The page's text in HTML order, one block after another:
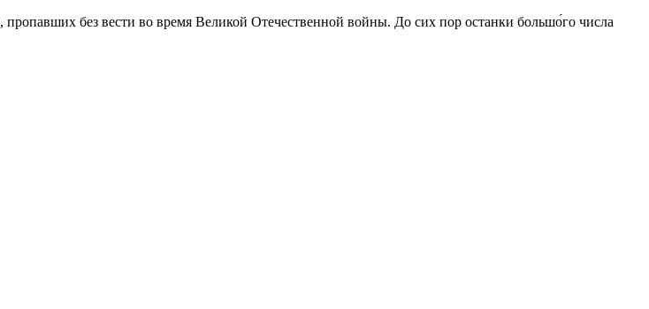
, пропавших без вести во время Великой Отечественной войны. До сих пор останки большо́го числа